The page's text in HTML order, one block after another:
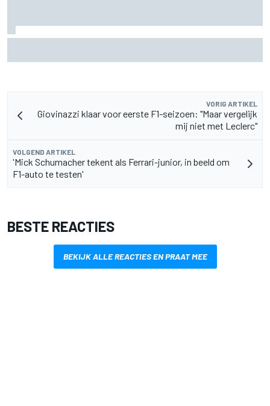
VORIG ARTIKEL
Giovinazzi klaar voor eerste F1-seizoen: "Maar vergelijk
mij niet met Leclerc"
VOLGEND ARTIKEL
'Mick Schumacher tekent als Ferrari-junior, in beeld om
F1-auto te testen'
BESTE REACTIES
BEKIJK ALLE REACTIES EN PRAAT MEE